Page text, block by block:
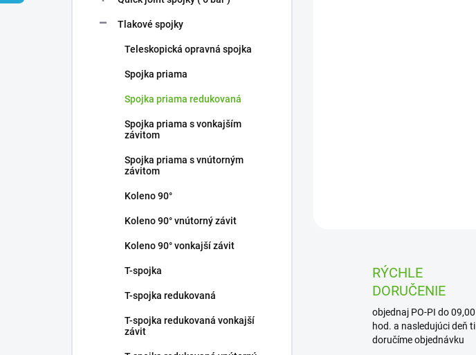
Tlakové spojky
Teleskopická opravná spojka
Spojka priama
Spojka priama redukovaná
Spojka priama s vonkajším
závitom
Spojka priama s vnútorným
závitom
Koleno 90°
Koleno 90° vnútorný závit
Koleno 90° vonkajší závit
T-spojka
T-spojka redukovaná
T-spojka redukovaná vonkajší
závit
RÝCHLE
DORUČENIE
objednaj PO-PI do 09,00
hod. a nasledujúci deň ti
doručíme objednávku